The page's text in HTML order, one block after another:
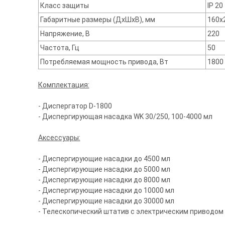
Класс защиты
IP 20
Габаритные размеры (ДхШхВ), мм
Напряжение, В
220
Частота, Гц
50
Потребляемая мощность привода, Вт
1800
Комплектация:
- Диспергатор D-1800
- Диспергирующая насадка WK 30/250, 100-4000 мл
Аксессуары:
- Диспергирующие насадки до 4500 мл
- Диспергирующие насадки до 5000 мл
- Диспергирующие насадки до 8000 мл
- Диспергирующие насадки до 10000 мл
- Диспергирующие насадки до 30000 мл
- Телескопический штатив с электрическим приводом